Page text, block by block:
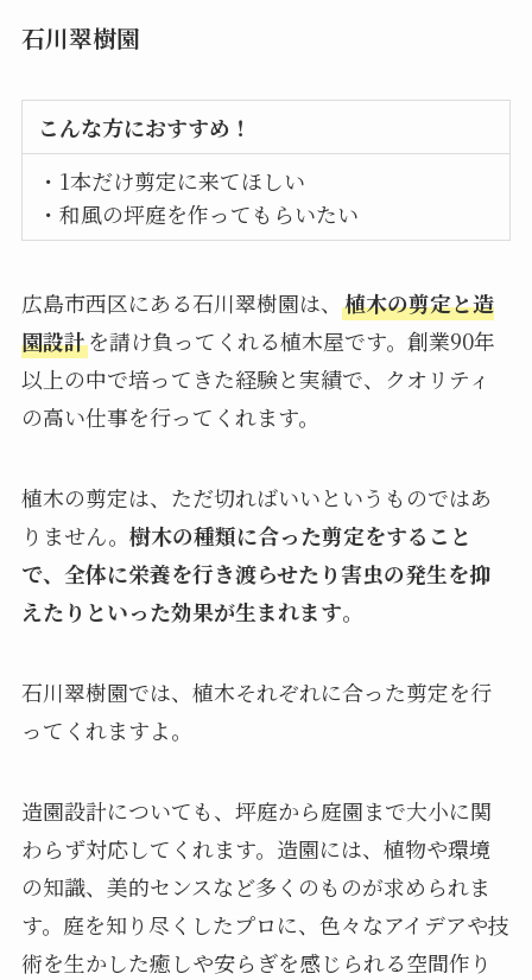
石川翠樹園
こんな方におすすめ！
・1本だけ剪定に来てほしい
・和風の坪庭を作ってもらいたい
広島市西区にある石川翠樹園は、 植木の剪定と造
園設計を請け負ってくれる植木屋です。創業90年
以上の中で培ってきた経験と実績で、クオリティ
の高い仕事を行ってくれます。
植木の剪定は、ただ切ればいいというものではあ
りません。 樹木の種類に合った剪定をすること
で、全体に栄養を行き渡らせたり害虫の発生を抑
えたりといった効果が生まれます。
石川翠樹園では、植木それぞれに合った剪定を行
ってくれますよ。
造園設計についても、坪庭から庭園まで大小に関
わらず対応してくれます。造園には、植物や環境
の知識、美的センスなど多くのものが求められま
す。庭を知り尽くしたプロに、色々なアイデアや技
術を生かした癒しや安らぎを感じられる空間作り